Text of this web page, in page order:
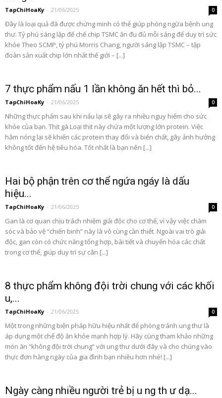
TapChiHoaKy - 21/06/2025 0
Đây là loại quả đã được chứng minh có thể giúp phòng ngừa bệnh ung
thư. Tỷ phú sáng lập đế chế chip TSMC ăn đu đủ mỗi sáng để duy trì sức
khỏe Theo SCMP, tỷ phú Morris Chang, người sáng lập TSMC – tập
đoàn sản xuất chip lớn nhất thế giới – [...]
7 thực phẩm nấu 1 lần không ăn hết thì bỏ...
TapChiHoaKy - 21/06/2025 0
Những thực phẩm sau khi nấu lại sẽ gây ra nhiều nguy hiểm cho sức
khỏe của bạn. Thịt gà Loại thịt này chứa một lượng lớn protein. Việc
hâm nóng lại sẽ khiến các protein thay đổi và biến chất, gây ảnh hưởng
không tốt đến hệ tiêu hóa. Tốt nhất là bạn nên [...]
Hai bộ phận trên cơ thể ngứa ngáy là dấu
hiệu...
TapChiHoaKy - 21/06/2025 0
Gan là cơ quan chịu trách nhiệm giải độc cho cơ thể, vì vậy việc chăm
sóc và bảo vệ “chiến binh” này là vô cùng cần thiết. Ngoài vai trò giải
độc, gan còn có chức năng tổng hợp, bài tiết và chuyển hóa các chất
trong cơ thể, giúp duy trì sự cân [...]
8 thực phẩm không đội trời chung với các khối
u,...
TapChiHoaKy - 21/06/2025 0
Một trong những biện pháp hữu hiệu nhất để phòng tránh ung thư là
áp dụng một chế độ ăn khỏe mạnh hợp lý. Hãy cùng tham khảo những
món ăn “không đội trời chung” với ung thư dưới đây và cho chúng vào
thực đơn hàng ngày của gia đình bạn nhiều hơn nhé! [...]
Ngày càng nhiều người trẻ bị u ng th ư dạ...